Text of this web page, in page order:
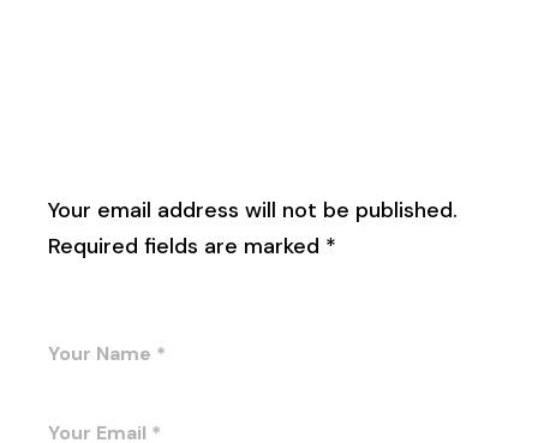
Your email address will not be published.
Required fields are marked *